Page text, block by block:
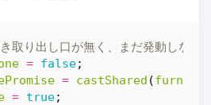
= false;
= castShared (furnace
= true;